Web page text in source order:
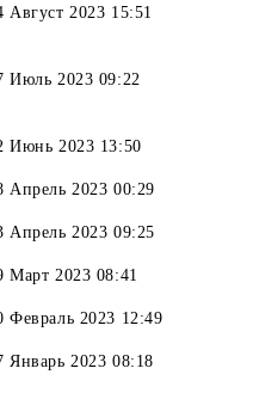
Август 2023 15:51
Июль 2023 09:22
Июнь 2023 13:50
Апрель 2023 00:29
Апрель 2023 09:25
Март 2023 08:41
Февраль 2023 12:49
Январь 2023 08:18